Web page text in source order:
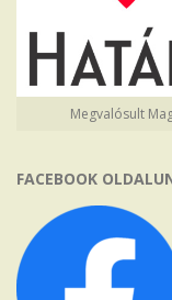
Megvalósult
FACEBOOK